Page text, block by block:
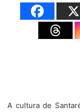
A cultura de